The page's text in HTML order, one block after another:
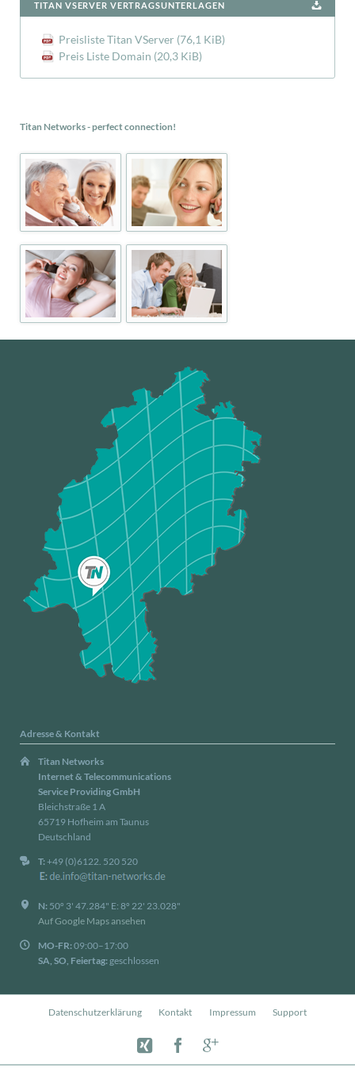
TITAN VSERVER VERTRAGSUNTERLAGEN
Preisliste Titan VServer (76,1 KiB)
Preis Liste Domain (20,3 KiB)
Titan Networks - perfect connection!
Adresse & Kontakt
Titan Networks
Internet & Telecommunications
Service Providing GmbH
Bleichstraße 1 A
65719 Hofheim am Taunus
Deutschland
T:+49 (0)6122. 520 520
N:50º 3' 47.284" E: 8º 22' 23.028"
Auf Google Maps ansehen
MO-FR:09:00–17:00
SA, SO, Feiertag:geschlossen
Navigation
Datenschutzerklärung Kontakt Impressum Support